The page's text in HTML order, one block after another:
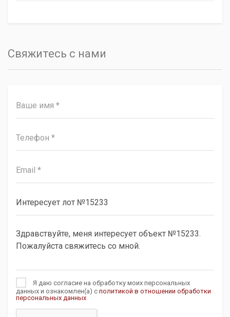
Свяжитесь с нами
Я даю согласие на обработку моих персональных
данных и ознакомлен(а) с политикой в отношении обработки
персональных данных